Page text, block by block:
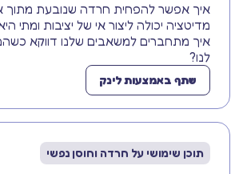
איך אפשר להפחית חרדה שנובעת מתוך
מדיטציה יכולה ליצור אי של יציבות ומתי
איך מתחברים למשאבים שלנו דווקא
לנו?
שתף באמצעות לינק
תוכן שימושי על חרדה וחוסן נפשי